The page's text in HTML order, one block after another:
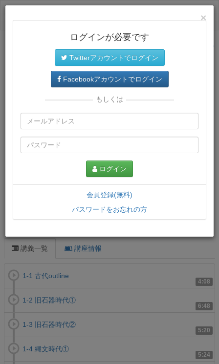
サイトトップに戻る
プレミアム会員では、教材がダウンロードでき、快適な動画
再生環境が提供されます。
講義一覧 講座情報
4:08
1-1 古代outline
6:48
1-2 旧石器時代①
5:20
1-3 旧石器時代②
5:24
1-4 縄文時代①
×
ログインが必要です
Twitterアカウントでログイン
Facebookアカウントでログイン
もしくは
ログイン
会員登録(無料)
パスワードをお忘れの方